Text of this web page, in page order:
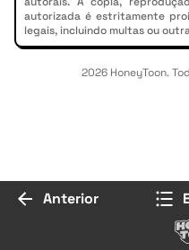
autorizada é estritamente
legais, incluindo multas ou
2026 HoneyToon.
Anterior